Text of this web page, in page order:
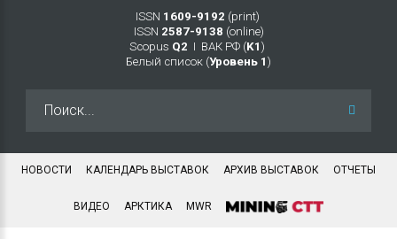
ISSN 1609-9192 (print)
ISSN 2587-9138 (online)
Scopus Q2 Ι ВАК РФ (K1 )
Белый список (Уровень 1 )
НОВОСТИ КАЛЕНДАРЬ ВЫСТАВОК АРХИВ ВЫСТАВОК ОТЧЕТЫ
ВИДЕО АРКТИКА MWR